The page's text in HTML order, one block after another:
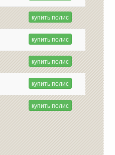
купить полис
купить полис
купить полис
купить полис
купить полис